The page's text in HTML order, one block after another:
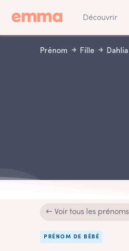
Découvrir
Prénom Fille Dahlia
← Voir tous les prénoms
PRÉNOM DE BÉBÉ